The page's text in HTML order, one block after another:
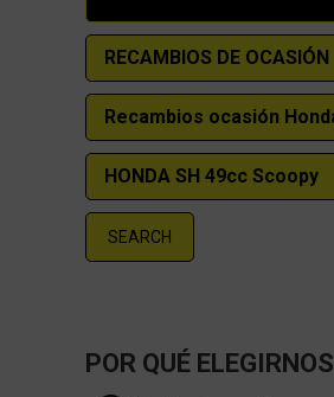
SEARCH
POR QUÉ ELEGIRNOS